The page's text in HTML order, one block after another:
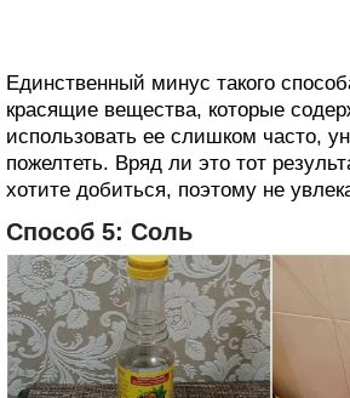
Единственный минус такого
красящие вещества, которые
использовать ее слишком часто,
пожелтеть. Вряд ли это тот
хотите добиться, поэтому не
Способ 5: Соль